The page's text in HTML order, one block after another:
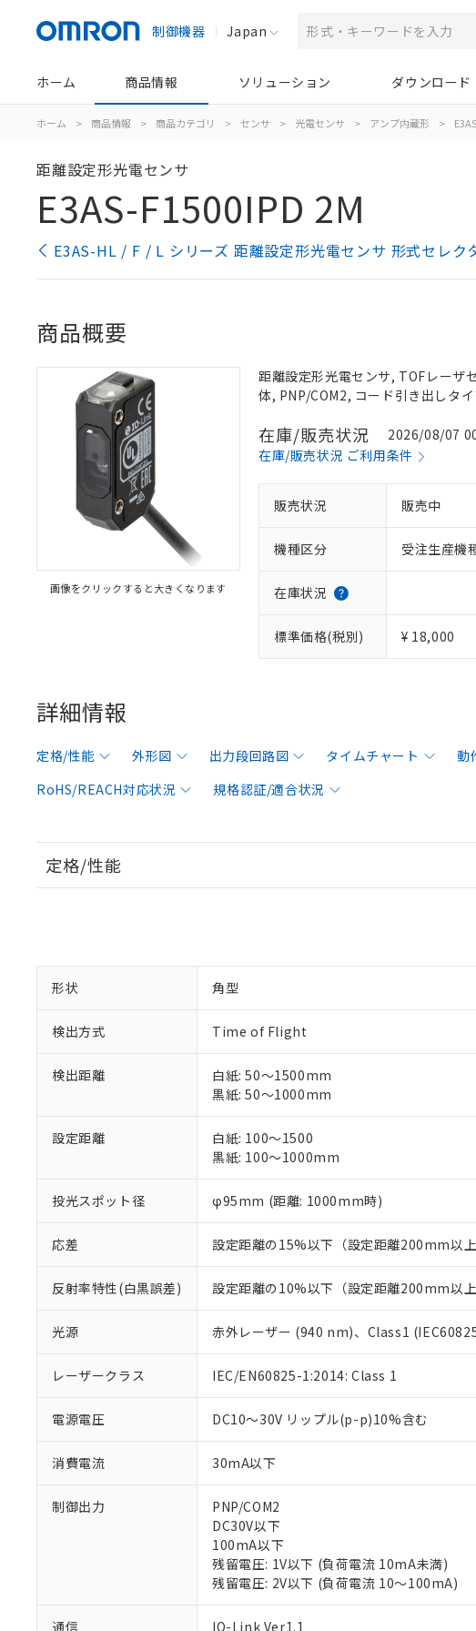
制御機器 Japan
ホーム 商品情報 ソリューション ダウンロード
ホーム > 商品情報 > 商品カテゴリ > センサ > 光電センサ > アンプ内蔵形 >
距離設定形光電センサ
E3AS-F1500IPD 2M
E3AS-HL / F / L シリーズ 距離設定形光電センサ 形式セレク
商品概要
画像をクリックすると大きくなります
距離設定形光電センサ, TOFレー
体, PNP/COM2, コード引き出しタ
在庫/販売状況
2026/08/07
在庫/販売状況 ご利用条件
販売状況 販売中
機種区分 受注生産機
在庫状況
標準価格(税別) ¥ 18,000
詳細情報
定格/性能 外形図 出力段回路図 タイムチャート 動
RoHS/REACH対応状況
規格認証/適合状況
定格/性能
形状 角型
検出方式 Time of Flight
検出距離
白紙: 50～1500mm
黒紙: 50～1000mm
設定距離
白紙: 100～1500
黒紙: 100～1000mm
投光スポット径 φ95mm (距離: 1000mm時)
応差 設定距離の15%以下（設定距離200mm以上
反射率特性(白黒誤差) 設定距離の10%以下（設定距離200mm以上
光源 赤外レーザー (940 nm)、Class1
レーザークラス IEC/EN60825-1:2014: Class 1
電源電圧 DC10～30V リップル(p-p)10%含む
消費電流 30mA以下
制御出力
PNP/COM2
DC30V以下
100mA以下
残留電圧: 1V以下 (負荷電流 10mA未満)
残留電圧: 2V以下 (負荷電流 10～100mA)
通信
IO-Link Ver1.1※1 対応状況